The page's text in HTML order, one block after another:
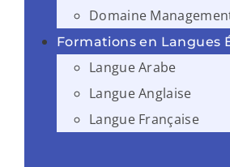
Domaine
Formations en Langues
Langue Arabe
Langue Anglaise
Langue Française